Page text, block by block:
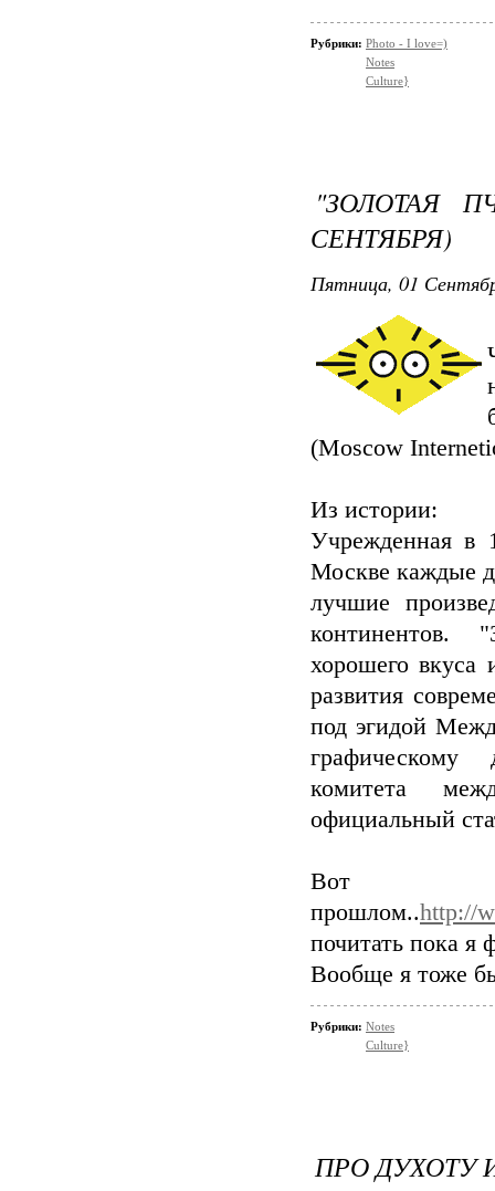
Рубрики: Photo - I love=)
Notes
Culture}
"ЗОЛОТАЯ
СЕНТЯБРЯ)
Пятница, 01
(Moscow
Из истории:
Учрежденная в
Москве каждые
лучшие
континентов.
хорошего вкуса
развития
под эгидой
комитета
официальный
Вот
прошлом..http://
почитать пока я
Вообще я тоже
Рубрики: Notes
Culture}
ПРО ДУХОТУ